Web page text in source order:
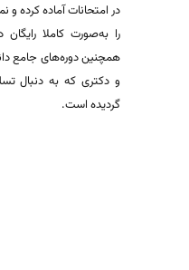
در امتحانات آماده‌ کرده
را به‌صورت کاملا
همچنین دوره‌های جامع
و دکتری که به دنبال
گردیده است.